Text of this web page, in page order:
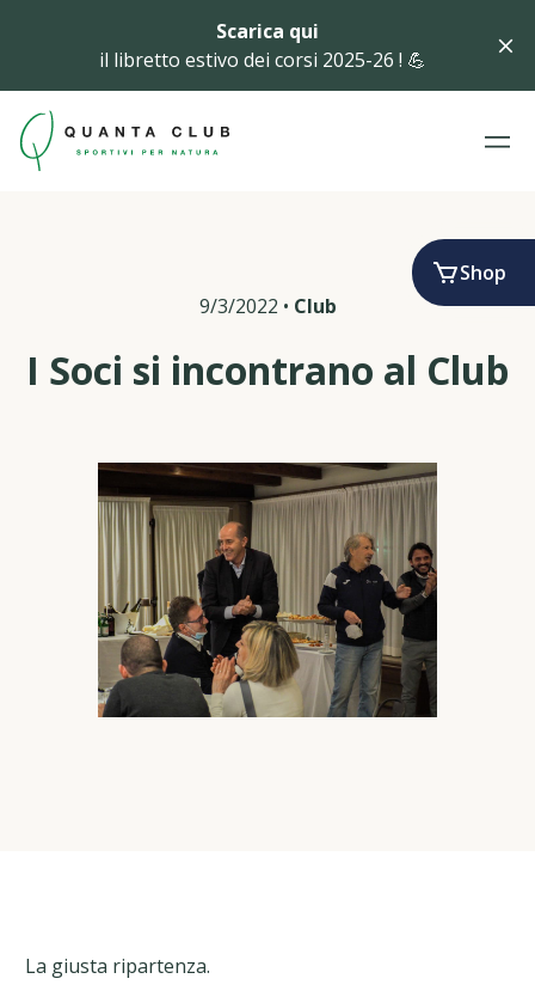
Scarica qui
il libretto estivo dei corsi 2025-26 ! 💪
Shop
9/3/2022 • Club
I Soci si incontrano al Club
La giusta ripartenza.